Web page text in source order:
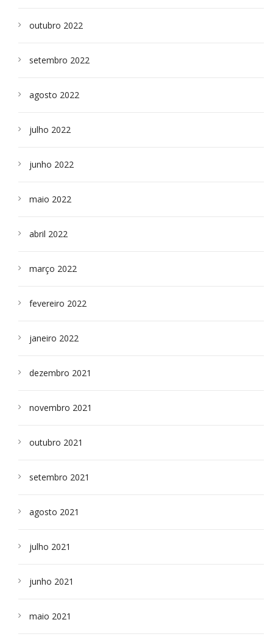
outubro 2022
setembro 2022
agosto 2022
julho 2022
junho 2022
maio 2022
abril 2022
março 2022
fevereiro 2022
janeiro 2022
dezembro 2021
novembro 2021
outubro 2021
setembro 2021
agosto 2021
julho 2021
junho 2021
maio 2021